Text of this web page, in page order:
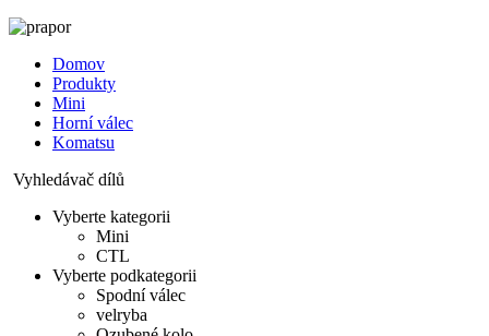
Domov
Produkty
Mini
Horní válec
Komatsu
Vyhledávač dílů
Vyberte kategorii
Mini
CTL
Vyberte podkategorii
Spodní válec
velryba